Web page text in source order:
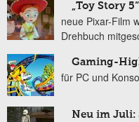
„Toy Story
neue Pixar-Film
Drehbuch
Gaming-
für PC und
Neu im Juli: